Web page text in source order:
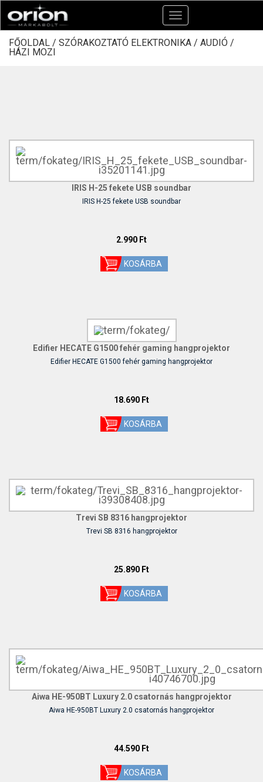
Toggle
navigation
FŐOLDAL / SZÓRAKOZTATÓ ELEKTRONIKA / AUDIÓ /
HÁZI MOZI
IRIS H-25 fekete USB soundbar
IRIS H-25 fekete USB soundbar
2.990 Ft
Edifier HECATE G1500 fehér gaming hangprojektor
Edifier HECATE G1500 fehér gaming hangprojektor
18.690 Ft
Trevi SB 8316 hangprojektor
Trevi SB 8316 hangprojektor
25.890 Ft
Aiwa HE-950BT Luxury 2.0 csatornás hangprojektor
Aiwa HE-950BT Luxury 2.0 csatornás hangprojektor
44.590 Ft